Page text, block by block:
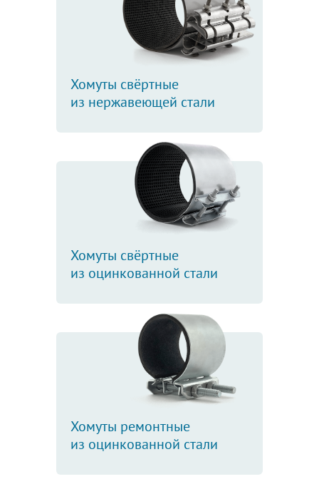
Хомуты свёртные
из нержавеющей стали
Хомуты свёртные
из оцинкованной стали
Хомуты ремонтные
из оцинкованной стали